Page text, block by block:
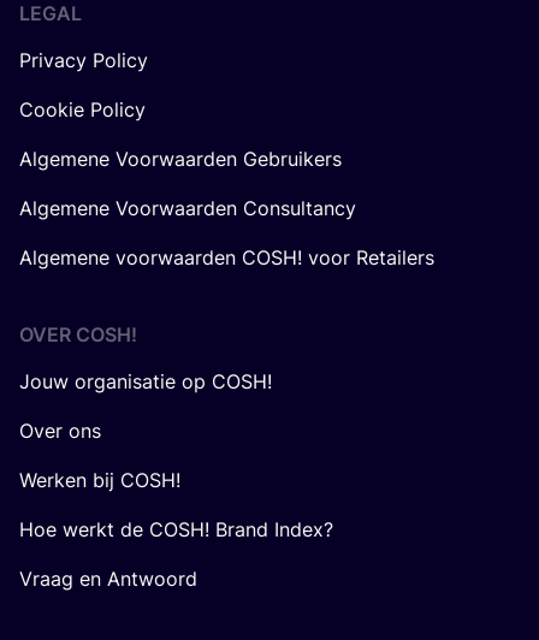
LEGAL
Privacy Policy
Cookie Policy
Algemene Voorwaarden Gebruikers
Algemene Voorwaarden Consultancy
Algemene voorwaarden COSH! voor Retailers
OVER COSH!
Jouw organisatie op COSH!
Over ons
Werken bij COSH!
Hoe werkt de COSH! Brand Index?
Vraag en Antwoord